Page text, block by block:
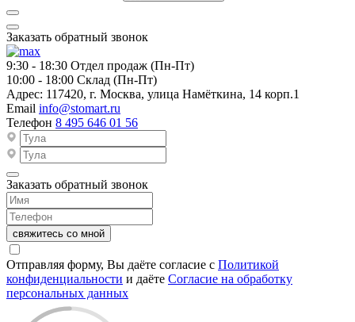
Заказать обратный звонок
9:30 - 18:30 Отдел продаж (Пн-Пт)
10:00 - 18:00 Склад (Пн-Пт)
Адрес: 117420, г. Москва, улица Намёткина, 14 корп.1
Email info@stomart.ru
Телефон 8 495 646 01 56
Заказать обратный звонок
свяжитесь со мной
Отправляя форму, Вы даёте согласие с Политикой
конфиденциальности и даёте Согласие на обработку
персональных данных